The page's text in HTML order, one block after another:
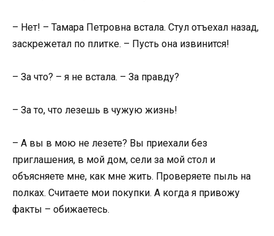
– Нет! – Тамара Петровна встала. Стул отъехал назад,
заскрежетал по плитке. – Пусть она извинится!
– За что? – я не встала. – За правду?
– За то, что лезешь в чужую жизнь!
– А вы в мою не лезете? Вы приехали без
приглашения, в мой дом, сели за мой стол и
объясняете мне, как мне жить. Проверяете пыль на
полках. Считаете мои покупки. А когда я привожу
факты – обижаетесь.